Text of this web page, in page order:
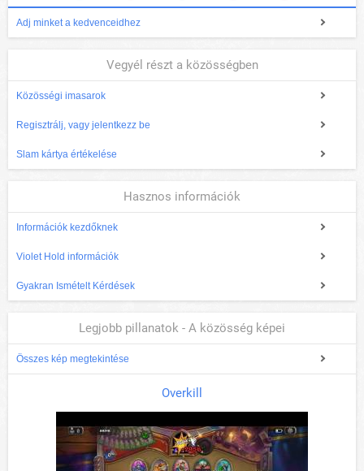
Adj minket a kedvenceidhez
Vegyél részt a közösségben
Közösségi imasarok
Regisztrálj, vagy jelentkezz be
Slam kártya értékelése
Hasznos információk
Információk kezdőknek
Violet Hold információk
Gyakran Ismételt Kérdések
Legjobb pillanatok - A közösség képei
Összes kép megtekintése
Overkill